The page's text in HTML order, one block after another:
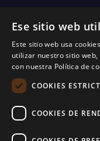
Ese sitio web
Este sitio web usa
utilizar nuestro sitio
con nuestra Política de
COOKIES
COOKIES DE